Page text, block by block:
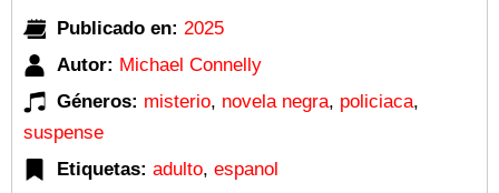
Publicado en: 2025
Autor: Michael Connelly
Géneros: misterio, novela negra, policiaca,
suspense
Etiquetas: adulto, espanol